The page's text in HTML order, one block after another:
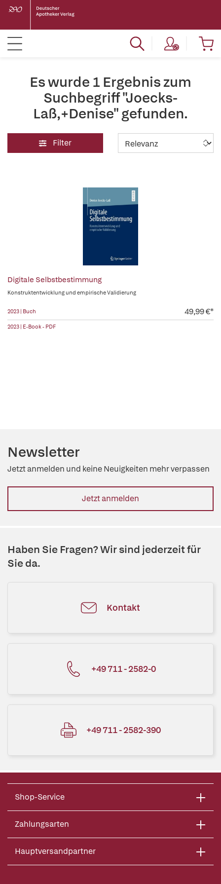
Es wurde 1 Ergebnis zum
Suchbegriff "Joecks-
Laß,+Denise" gefunden.
Filter
Digitale Selbstbestimmung
Konstruktentwicklung und empirische Validierung
2023 | Buch 49,99 €*
2023 | E-Book - PDF
Newsletter
Jetzt anmelden und keine Neuigkeiten mehr verpassen
Jetzt anmelden
Haben Sie Fragen? Wir sind jederzeit für
Sie da.
Kontakt
+49 711 - 2582-0
+49 711 - 2582-390
Shop-Service
Zahlungsarten
Hauptversandpartner